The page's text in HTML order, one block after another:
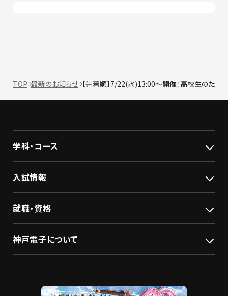
TOP 最新のお知らせ 【先着順】7/22(水)13:00～開催！高校生のため
学科・コース
入試情報
就職・資格
神戸電子について